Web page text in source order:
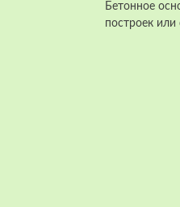
Бетонное
построек